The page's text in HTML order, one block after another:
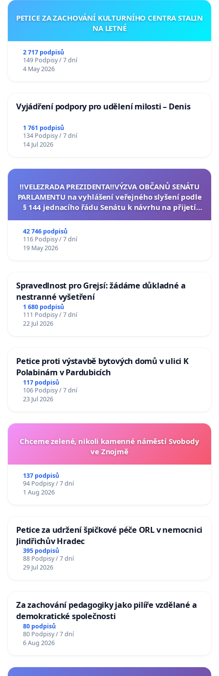
PETICE ZA ZACHOVÁNÍ KULTURNÍHO CENTRA STALIN
NA LETNÉ
2 717 podpisů
149 Podpisy / 7 dní
4 May 2026
Vyjádření podpory pro udělení milosti – Denis
1 761 podpisů
134 Podpisy / 7 dní
14 Jul 2026
‼️VELEZRADA PREZIDENTA‼️VÝZVA OBČANŮ SENÁTU
PARLAMENTU na vyhlášení veřejného slyšení podle
§ 144 jednacího řádu Senátu k návrhu na přijetí
42 746 podpisů
116 Podpisy / 7 dní
19 May 2026
Spravedlnost pro Grejsí: žádáme důkladné a
nestranné vyšetření
1 680 podpisů
111 Podpisy / 7 dní
22 Jul 2026
Petice proti výstavbě bytových domů v ulici K
Polabinám v Pardubicích
117 podpisů
106 Podpisy / 7 dní
23 Jul 2026
Chceme zelené, nikoli kamenné náměstí Svobody
ve Znojmě
137 podpisů
94 Podpisy / 7 dní
1 Aug 2026
Petice za udržení špičkové péče ORL v nemocnici
Jindřichův Hradec
395 podpisů
88 Podpisy / 7 dní
29 Jul 2026
Za zachování pedagogiky jako pilíře vzdělané a
demokratické společnosti
80 podpisů
80 Podpisy / 7 dní
6 Aug 2026